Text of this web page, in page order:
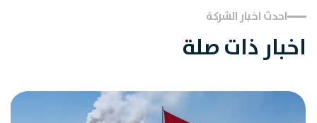
احدث اخبار الشركة
اخبار ذات صلة